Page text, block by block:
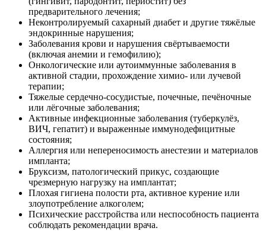
предварительного лечения;
Неконтролируемый сахарный диабет и другие тяжёлые
эндокринные нарушения;
Заболевания крови и нарушения свёртываемости
(включая анемии и гемофилию);
Онкологические или аутоиммунные заболевания в
активной стадии, прохождение химио- или лучевой
терапии;
Тяжелые сердечно-сосудистые, почечные, печёночные
или лёгочные заболевания;
Активные инфекционные заболевания (туберкулёз,
ВИЧ, гепатит) и выраженные иммунодефицитные
состояния;
Аллергия или непереносимость анестезии и материалов
импланта;
Бруксизм, патологический прикус, создающие
чрезмерную нагрузку на имплантат;
Плохая гигиена полости рта, активное курение или
злоупотребление алкоголем;
Психические расстройства или неспособность пациента
соблюдать рекомендации врача.